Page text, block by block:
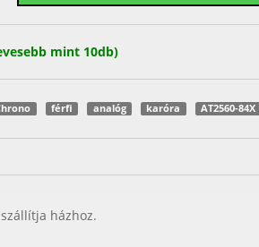
mint 10db)
férfi analóg karóra AT2560-84X
szállítja házhoz.